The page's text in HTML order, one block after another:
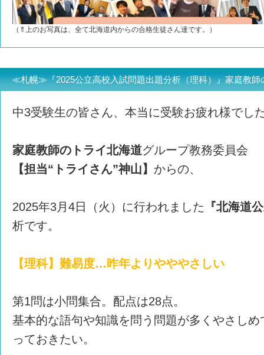
（⇑上のお写真は、全て北海道内からの合格生徒さん達です。）
≪札幌≫『2025公立高校入試問題出題分析（理科）』家庭教
中3受験生の皆さん、本当に受験お疲れ様でし
家庭教師のトライ北海道グループ教務委員会
【担当“トライさん”神山】 からの、
2025年3月4日（火）に行われました 『北海道
析です。
【理科】難易度…昨年よりやややさしい
第1問は小問集合。配点は28点。
基本的な語句や知識を問う問題が多くやさし
っておきたい。